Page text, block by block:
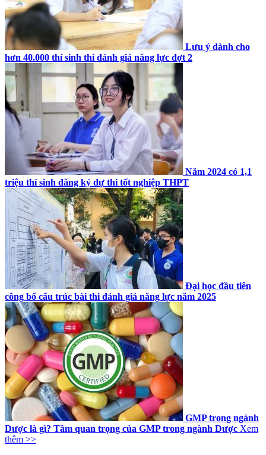
Lưu ý dành cho
hơn 40.000 thí sinh thi đánh giá năng lực đợt 2
Năm 2024 có 1,1
triệu thí sinh đăng ký dự thi tốt nghiệp THPT
Đại học đầu tiên
công bố cấu trúc bài thi đánh giá năng lực năm 2025
GMP trong ngành
Dược là gì? Tầm quan trọng của GMP trong ngành Dược Xem
thêm >>